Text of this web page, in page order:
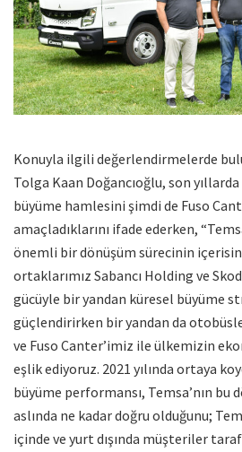
Konuyla ilgili değerlendirmelerde
Tolga Kaan Doğancıoğlu, son
büyüme hamlesini şimdi de Fuso
amaçladıklarını ifade ederken,
önemli bir dönüşüm sürecinin
ortaklarımız Sabancı Holding ve
gücüyle bir yandan küresel büyüme
güçlendirirken bir yandan da
ve Fuso Canter’imiz ile ülkemizin
eşlik ediyoruz. 2021 yılında ortaya
büyüme performansı, Temsa’nın bu
aslında ne kadar doğru olduğunu;
içinde ve yurt dışında müşteriler